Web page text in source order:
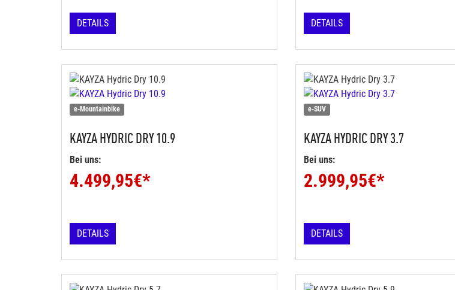
DETAILS DETAILS
e-Mountainbike
KAYZAHYDRIC DRY 10.9
Bei uns:
4.499,95€*
DETAILS
e-SUV
KAYZAHYDRIC DRY 3.7
Bei uns:
2.999,95€*
DETAILS